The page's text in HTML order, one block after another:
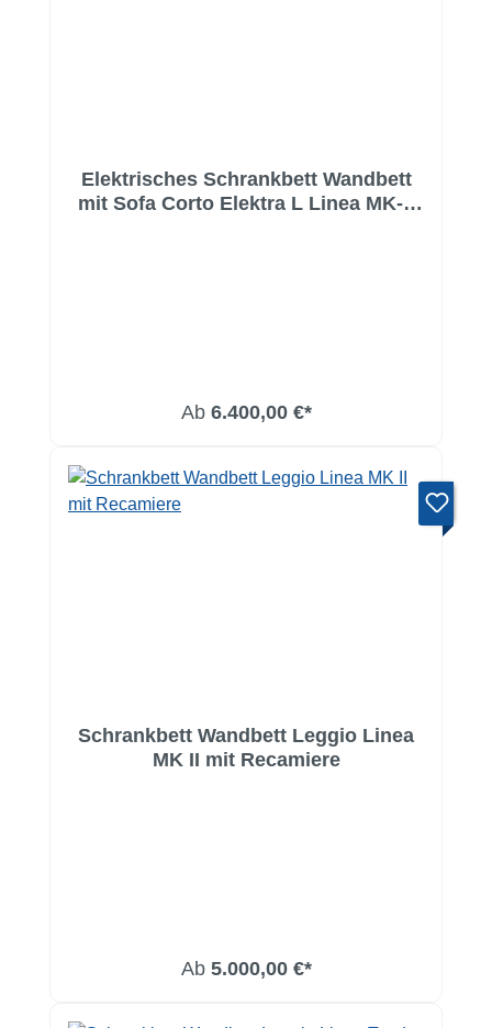
Elektrisches Schrankbett Wandbett
mit Sofa Corto Elektra L Linea MK-1
Ab 6.400,00 €*
Schrankbett Wandbett Leggio Linea
MK II mit Recamiere
Ab 5.000,00 €*